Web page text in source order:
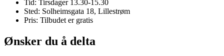
Tid: Tirsdager 13.30-15.30
Sted: Solheimsgata 18, Lillestrøm
Pris: Tilbudet er gratis
Ønsker du å delta